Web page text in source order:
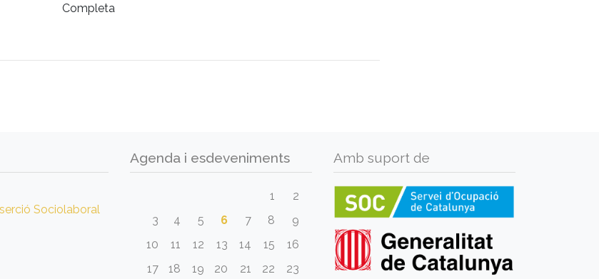
Completa
Sociolaboral
Agenda i esdeveniments
1
2
3
4 5 6 7 8
9
10
11 12 13 14 15
16
17
18 19 20 21 22 23
Amb suport de